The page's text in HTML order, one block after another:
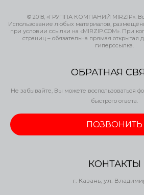
© 2018, «ГРУППА КОМПАНИЙ MIRZIP».
Использование любых материалов,
при условии ссылки на «MIRZIP.COM». При
страниц – обязательна прямая открытая
гиперссылка.
ОБРАТНАЯ
Не забывайте, Вы можете воспользоваться
быстрого ответа.
ПОЗВОНИТЬ
КОНТАКТЫ
г. Казань, ул.